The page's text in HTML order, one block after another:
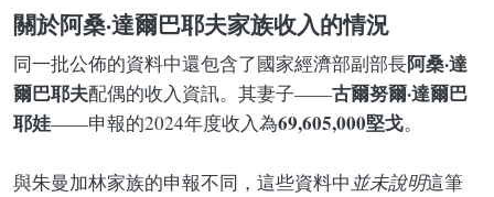
關於阿桑·達爾巴耶夫家族收入的情況
同一批公佈的資料中還包含了國家經濟部副部長阿桑·達
爾巴耶夫配偶的收入資訊。其妻子——古爾努爾·達爾巴
耶娃——申報的2024年度收入為69,605,000堅戈。
與朱曼加林家族的申報不同，這些資料中 並未說明這筆